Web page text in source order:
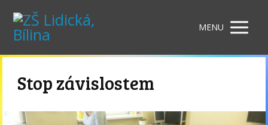
MENU
Stop závislostem